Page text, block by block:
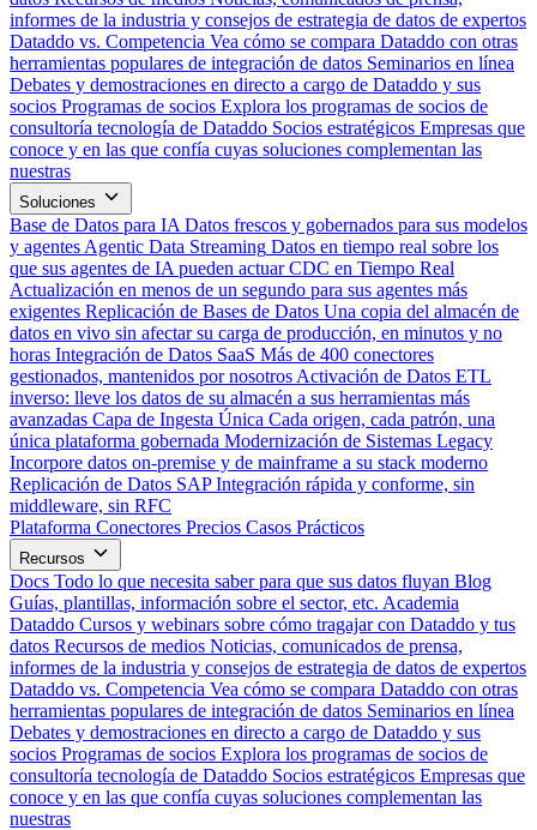
informes de la industria y consejos de estrategia de datos de expertos
Dataddo vs. Competencia Vea cómo se compara Dataddo con otras
herramientas populares de integración de datos Seminarios en línea
Debates y demostraciones en directo a cargo de Dataddo y sus
socios Programas de socios Explora los programas de socios de
consultoría tecnología de Dataddo Socios estratégicos Empresas que
conoce y en las que confía cuyas soluciones complementan las
nuestras
Soluciones
Base de Datos para IA Datos frescos y gobernados para sus modelos
y agentes Agentic Data Streaming Datos en tiempo real sobre los
que sus agentes de IA pueden actuar CDC en Tiempo Real
Actualización en menos de un segundo para sus agentes más
exigentes Replicación de Bases de Datos Una copia del almacén de
datos en vivo sin afectar su carga de producción, en minutos y no
horas Integración de Datos SaaS Más de 400 conectores
gestionados, mantenidos por nosotros Activación de Datos ETL
inverso: lleve los datos de su almacén a sus herramientas más
avanzadas Capa de Ingesta Única Cada origen, cada patrón, una
única plataforma gobernada Modernización de Sistemas Legacy
Incorpore datos on-premise y de mainframe a su stack moderno
Replicación de Datos SAP Integración rápida y conforme, sin
middleware, sin RFC
Plataforma Conectores Precios Casos Prácticos
Recursos
Docs Todo lo que necesita saber para que sus datos fluyan Blog
Guías, plantillas, información sobre el sector, etc. Academia
Dataddo Cursos y webinars sobre cómo tragajar con Dataddo y tus
datos Recursos de medios Noticias, comunicados de prensa,
informes de la industria y consejos de estrategia de datos de expertos
Dataddo vs. Competencia Vea cómo se compara Dataddo con otras
herramientas populares de integración de datos Seminarios en línea
Debates y demostraciones en directo a cargo de Dataddo y sus
socios Programas de socios Explora los programas de socios de
consultoría tecnología de Dataddo Socios estratégicos Empresas que
conoce y en las que confía cuyas soluciones complementan las
nuestras